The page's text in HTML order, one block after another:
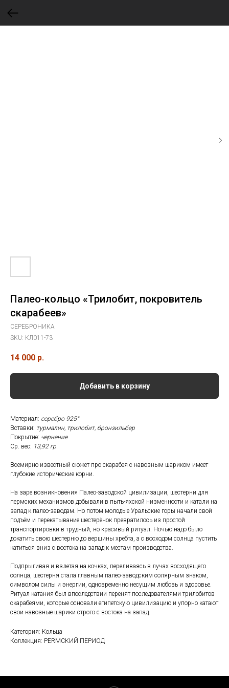
Палео-кольцо «Трилобит, покровитель
скарабеев»
СЕРЕБРОНИКА
SKU: КЛ011-73
14 000 р.
Добавить в корзину
Материал: серебро 925°
Вставки: турмалин, трилобит, бронзильбер
Покрытие: чернение
Ср. вес: 13,92 гр.
Всемирно известный сюжет про скарабея с навозным шариком имеет
глубокие исторические корни.
На заре возникновения Палео-заводской цивилизации, шестерни для
пермских механизмов добывали в пыть-яхской низменности и катали на
запад к палео-заводам. Но потом молодые Уральские горы начали свой
подъём и перекатывание шестерёнок превратилось из простой
транспортировки в трудный, но красивый ритуал. Ночью надо было
докатить свою шестерню до вершины хребта, а с восходом солнца пустить
катиться вниз с востока на запад к местам производства.
Подпрыгивая и взлетая на кочках, переливаясь в лучах восходящего
солнца, шестерня стала главным палео-заводским солярным знаком,
символом силы и энергии, одновременно несущим любовь и здоровье.
Ритуал катания был впоследствии перенят последователями трилобитов
скарабеями, которые основали египетскую цивилизацию и упорно катают
свои навозные шарики строго с востока на запад.
Категория: Кольца
Коллекция: PERMСКИЙ ПЕРИОД